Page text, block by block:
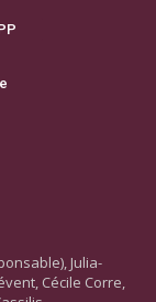
Julia-
Cécile Corre,